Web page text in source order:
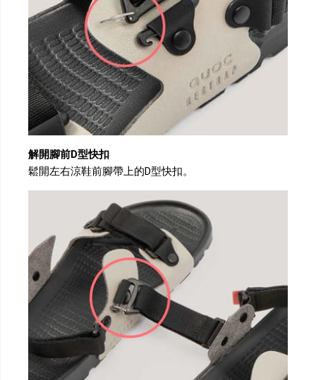
解開腳前D型快扣
鬆開左右涼鞋前腳帶上的D型快扣。